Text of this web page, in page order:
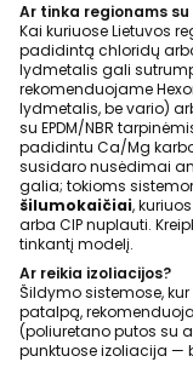
Ar tinka regionams
Kai kuriuose Lietuvos
padidintą chloridų
lydmetalis gali
rekomenduojame
lydmetalis, be vario)
su EPDM/NBR
padidintu Ca/Mg
susidaro nusėdimai
galia; tokioms
šilumokaičiai,
arba CIP nuplauti.
tinkantį modelį.
Ar reikia izoliacijos?
Šildymo sistemose,
patalpą,
(poliuretano putos su
punktuose izoliacija —